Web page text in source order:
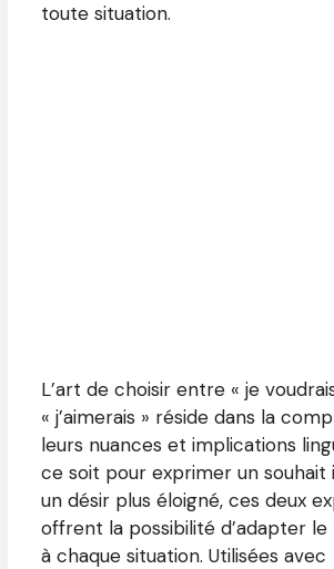
toute situation.
L’art de choisir entre « je
« j’aimerais » réside dans la
leurs nuances et implications
ce soit pour exprimer un souhait
un désir plus éloigné, ces deux
offrent la possibilité d’adapter
à chaque situation. Utilisées avec